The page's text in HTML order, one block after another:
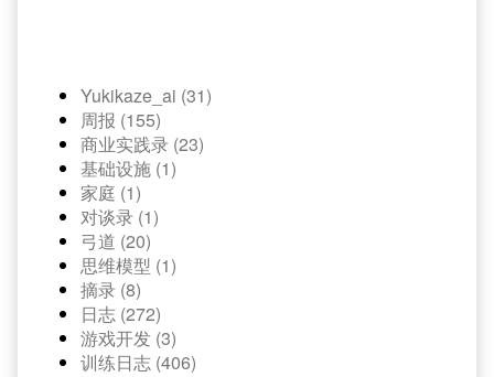
Yukikaze_ai (31)
周报 (155)
商业实践录 (23)
基础设施 (1)
家庭 (1)
对谈录 (1)
弓道 (20)
思维模型 (1)
摘录 (8)
日志 (272)
游戏开发 (3)
训练日志 (406)